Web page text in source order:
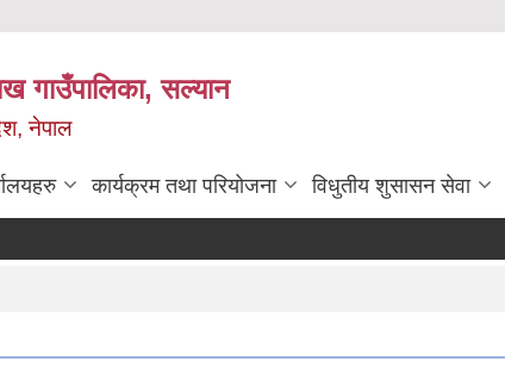
गाउँपालिका, सल्यान
नेपाल
कार्यक्रम तथा परियोजना विधुतीय शुसासन सेवा